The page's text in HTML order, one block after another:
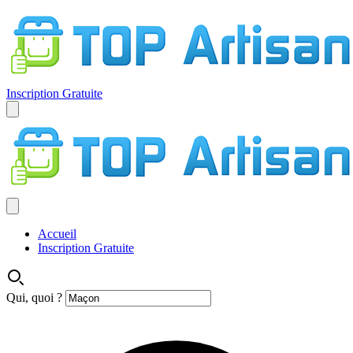
Inscription Gratuite
Accueil
Inscription Gratuite
Qui, quoi ?